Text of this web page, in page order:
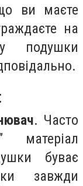
ви маєте
на
подушки
. Часто
матеріал
буває
завжди